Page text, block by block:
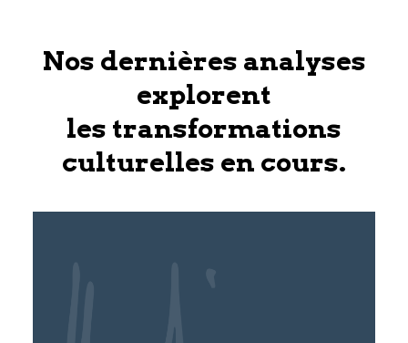
Nos dernières analyses
explorent
les transformations
culturelles en cours.